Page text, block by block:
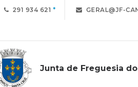
291 934 621 GERAL@JF-
Junta de Freguesia